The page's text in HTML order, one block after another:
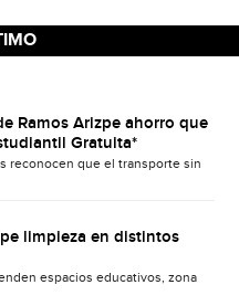
Ramos Arizpe ahorro que
Gratuita*
reconocen que el transporte sin
limpieza en distintos
espacios educativos, zona